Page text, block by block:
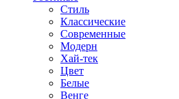
Стиль
Классические
Современные
Модерн
Хай-тек
Цвет
Белые
Венге